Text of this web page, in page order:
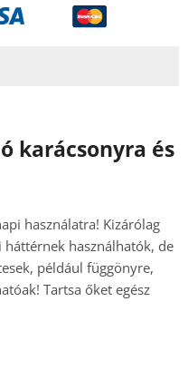
karácsonyra és
használatra! Kizárólag
használhatók, de
például függönyre,
Tartsa őket egész